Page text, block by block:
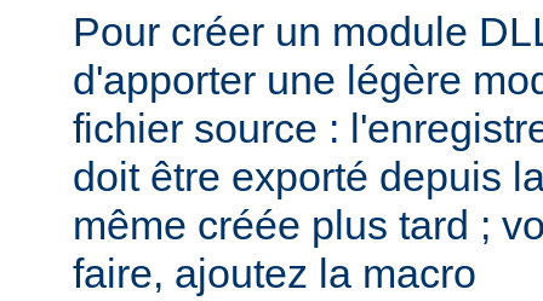
Pour créer un module
d'apporter une légère
fichier source :
doit être exporté depuis
même créée plus tard ;
faire, ajoutez la macro